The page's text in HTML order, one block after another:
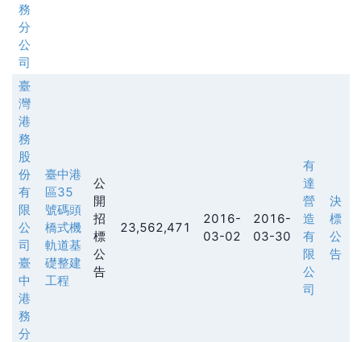
務
分
公
司
臺
灣
港
務
股
份
有
限
公
司
臺
中
港
務
分
臺中港
區35
號碼頭
橋式機
軌道基
礎整建
工程
公
開
招
標
公
告
23,562,471
2016-
03-02
2016-
03-30
有
達
營
造
有
限
公
司
決
標
公
告